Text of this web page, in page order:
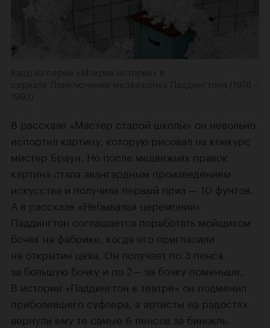
В рассказе «Мастер старой школы» он невольно
испортил картину, которую рисовал на конкурс
мистер Браун. Но после медвежьих правок
картина стала авангардным произведением
искусства и получила первый приз — 10 фунтов.
А в рассказе «Небывалая церемония»
Паддингтон соглашается поработать мойщиком
бочек на фабрике, когда его пригласили
на открытие цеха. Он получает по 3 пенса
за большую бочку и по 2— за бочку поменьше.
В истории «Паддингтон в театре» он подменил
приболевшего суфлера, а артисты на радостях
вернули ему те самые 6 пенсов за бинокль.